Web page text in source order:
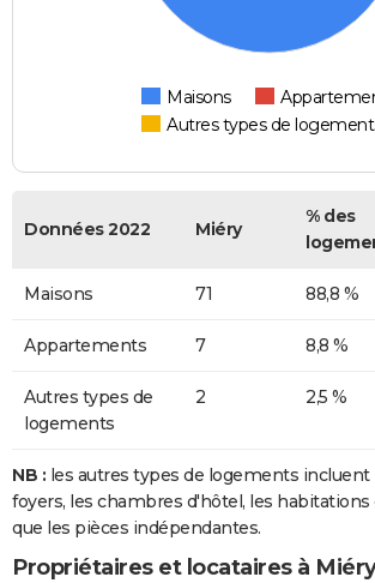
Maisons
Autres types de
Données 2022 Miéry
% des
Maisons 71 88,8 %
Appartements 7 8,8 %
Autres types de
logements
2 2,5 %
NB : les autres types de logements
foyers, les chambres d'hôtel, les
que les pièces indépendantes.
Propriétaires et locataires à